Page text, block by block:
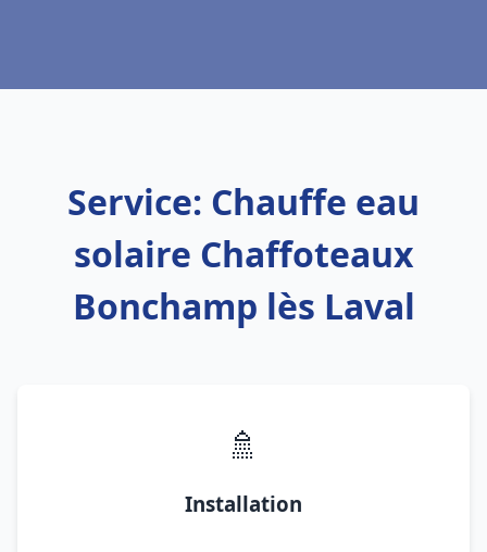
Service: Chauffe eau
solaire Chaffoteaux
Bonchamp lès Laval
🚿
Installation